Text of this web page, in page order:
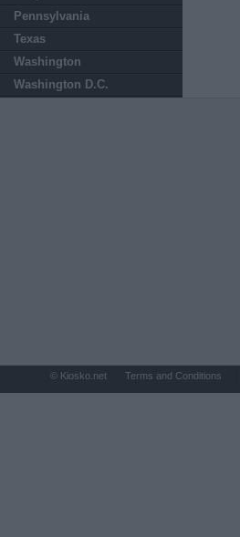
Pennsylvania
Texas
Washington
Washington D.C.
© Kiosko.net Terms and Conditions